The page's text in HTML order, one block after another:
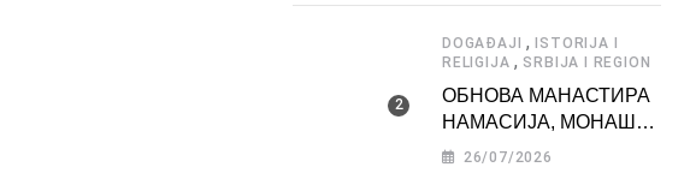
АТРАКЦИЈА
DOGAĐAJI , ISTORIJA I
RELIGIJA , SRBIJA I REGION
ОБНОВА МАНАСТИРА
НАМАСИЈА, МОНАШКЕ
ЗАДУЖБИНЕ
26/07/2026